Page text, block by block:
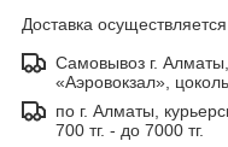
Доставка
Самовывоз г.
«Аэровокзал»,
по г. Алматы,
700 тг. - до 7000 тг.